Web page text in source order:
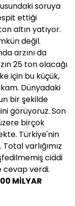
soruya
ettiği
altın yatıyor.
değil.
arzını da
25 ton olacağı
için bu küçük,
Dünyadaki
bir şekilde
görüyoruz. Son
birçok
Türkiye'nin
varlığımız
ciddi
cevap verdi.
MİLYAR